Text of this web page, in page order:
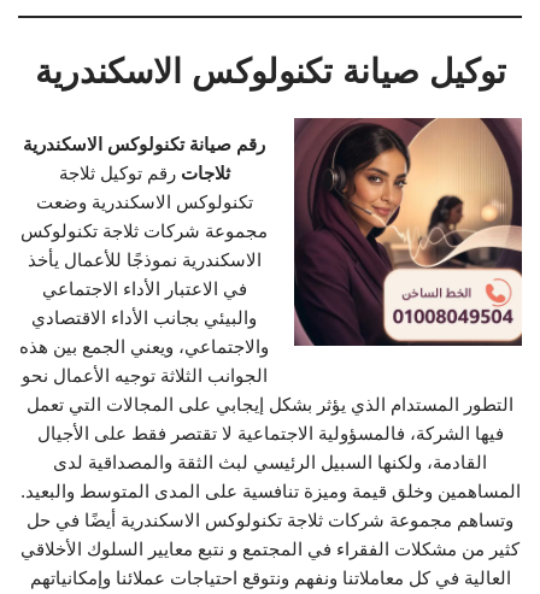
توكيل صيانة تكنولوكس الاسكندرية
رقم صيانة تكنولوكس الاسكندرية
ثلاجات رقم توكيل ثلاجة
تكنولوكس الاسكندرية وضعت
مجموعة شركات ثلاجة تكنولوكس
الاسكندرية نموذجًا للأعمال يأخذ
في الاعتبار الأداء الاجتماعي
والبيئي بجانب الأداء الاقتصادي
والاجتماعي، ويعني الجمع بين هذه
الجوانب الثلاثة توجيه الأعمال نحو
التطور المستدام الذي يؤثر بشكل إيجابي على المجالات التي تعمل
فيها الشركة، فالمسؤولية الاجتماعية لا تقتصر فقط على الأجيال
القادمة، ولكنها السبيل الرئيسي لبث الثقة والمصداقية لدى
المساهمين وخلق قيمة وميزة تنافسية على المدى المتوسط والبعيد.
وتساهم مجموعة شركات ثلاجة تكنولوكس الاسكندرية أيضًا في حل
كثير من مشكلات الفقراء في المجتمع و نتبع معايير السلوك الأخلاقي
العالية في كل معاملاتنا ونفهم ونتوقع احتياجات عملائنا وإمكانياتهم